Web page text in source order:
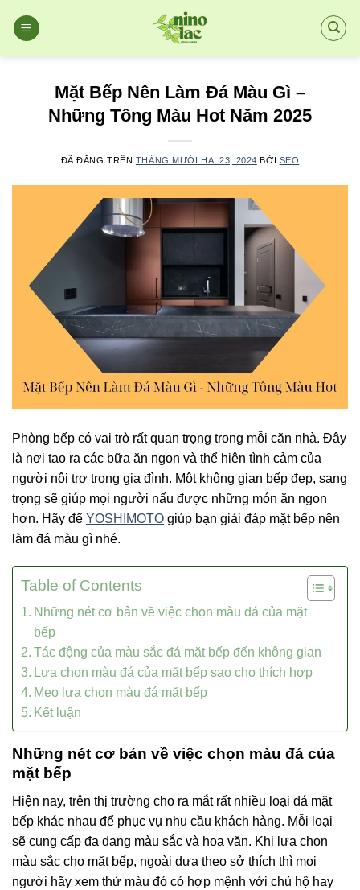
đến
Mặt Bếp Nên Làm Đá Màu Gì –
Những Tông Màu Hot Năm 2025
ĐÃ ĐĂNG TRÊN THÁNG MƯỜI HAI 23, 2024 BỞI SEO
Phòng bếp có vai trò rất quan trọng trong mỗi căn nhà. Đây
là nơi tạo ra các bữa ăn ngon và thể hiện tình cảm của
người nội trợ trong gia đình. Một không gian bếp đẹp, sang
trọng sẽ giúp mọi người nấu được những món ăn ngon
hơn. Hãy để YOSHIMOTO giúp bạn giải đáp mặt bếp nên
làm đá màu gì nhé.
Table of Contents
Những nét cơ bản về việc chọn màu đá của mặt
bếp
Tác động của màu sắc đá mặt bếp đến không gian
Lựa chọn màu đá của mặt bếp sao cho thích hợp
Mẹo lựa chọn màu đá mặt bếp
Kết luận
Những nét cơ bản về việc chọn màu đá của
mặt bếp
Hiện nay, trên thị trường cho ra mắt rất nhiều loại đá mặt
bếp khác nhau để phục vụ nhu cầu khách hàng. Mỗi loại
sẽ cung cấp đa dạng màu sắc và hoa văn. Khi lựa chọn
màu sắc cho mặt bếp, ngoài dựa theo sở thích thì mọi
người hãy xem thử màu đó có hợp mệnh với chủ hộ hay